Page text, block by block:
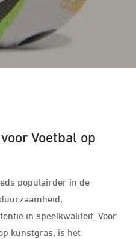
Voetbal op
populairder in de
in speelkwaliteit. Voor
kunstgras, is het